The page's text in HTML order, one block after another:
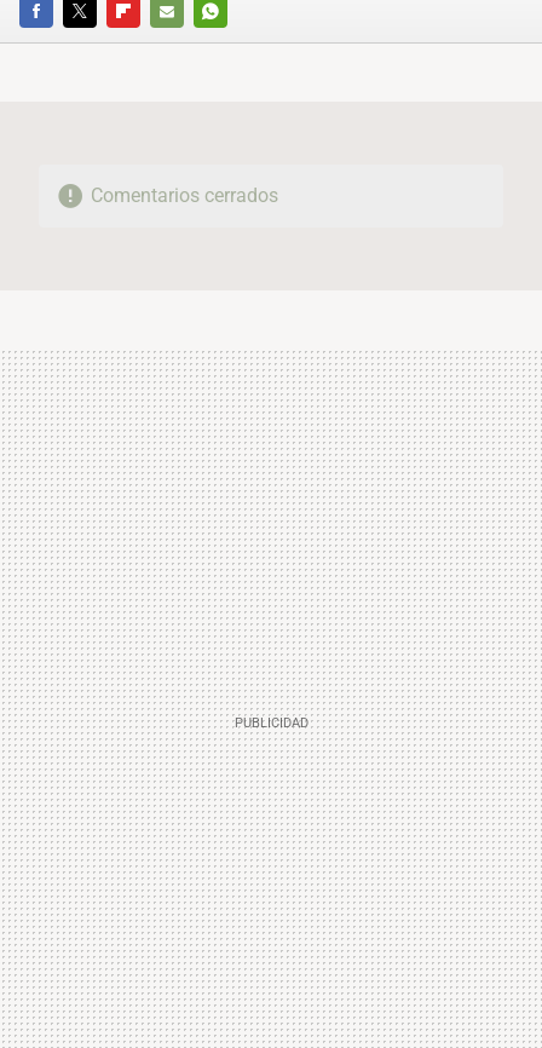
FACEBOOKTWITTERFLIPBOARD
E-
WHATSAPP
Comentarios cerrados